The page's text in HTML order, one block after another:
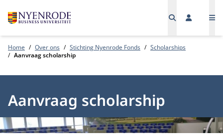
Home Over ons Stichting Nyenrode Fonds
Scholarships
Aanvraag scholarship
Aanvraag scholarship